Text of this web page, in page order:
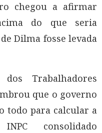
chegou a afirmar
do que seria
Dilma fosse levada
Trabalhadores
que o governo
todo para calcular a
consolidado